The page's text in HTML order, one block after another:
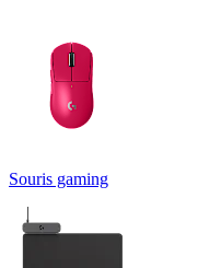
Souris gaming